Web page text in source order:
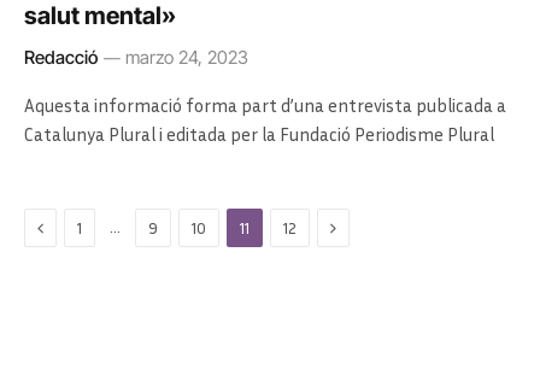
salut mental»
Redacció marzo 24, 2023
Aquesta informació forma part d’una entrevista publicada a
Catalunya Plural i editada per la Fundació Periodisme Plural
Previous
1 9 10 11 12 Next